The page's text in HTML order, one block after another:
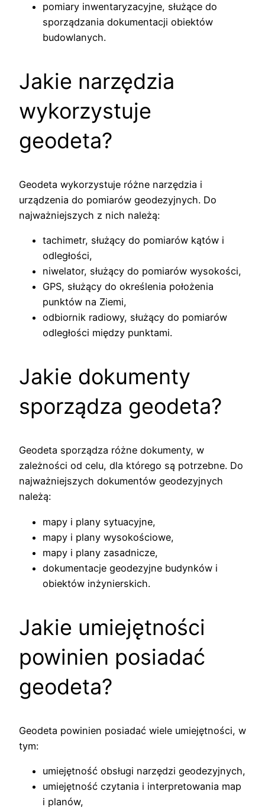
pomiary inwentaryzacyjne, służące do
sporządzania dokumentacji obiektów
budowlanych.
Jakie narzędzia
wykorzystuje
geodeta?
Geodeta wykorzystuje różne narzędzia i
urządzenia do pomiarów geodezyjnych. Do
najważniejszych z nich należą:
tachimetr, służący do pomiarów kątów i
odległości,
niwelator, służący do pomiarów wysokości,
GPS, służący do określenia położenia
punktów na Ziemi,
odbiornik radiowy, służący do pomiarów
odległości między punktami.
Jakie dokumenty
sporządza geodeta?
Geodeta sporządza różne dokumenty, w
zależności od celu, dla którego są potrzebne. Do
najważniejszych dokumentów geodezyjnych
należą:
mapy i plany sytuacyjne,
mapy i plany wysokościowe,
mapy i plany zasadnicze,
dokumentacje geodezyjne budynków i
obiektów inżynierskich.
Jakie umiejętności
powinien posiadać
geodeta?
Geodeta powinien posiadać wiele umiejętności, w
tym:
umiejętność obsługi narzędzi geodezyjnych,
umiejętność czytania i interpretowania map
i planów,